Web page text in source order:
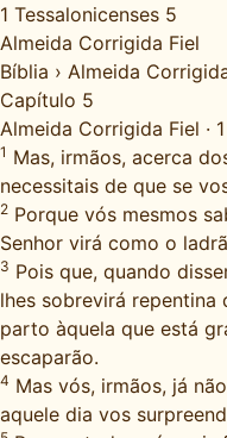
1 Tessalonicenses 5
Almeida Corrigida Fiel
Bíblia › Almeida
Capítulo 5
Almeida Corrigida Fiel ·
1 Mas, irmãos, acerca
necessitais de que se
2 Porque vós mesmos
Senhor virá como o
3 Pois que, quando
lhes sobrevirá
parto àquela que está
escaparão.
4 Mas vós, irmãos, já
aquele dia vos